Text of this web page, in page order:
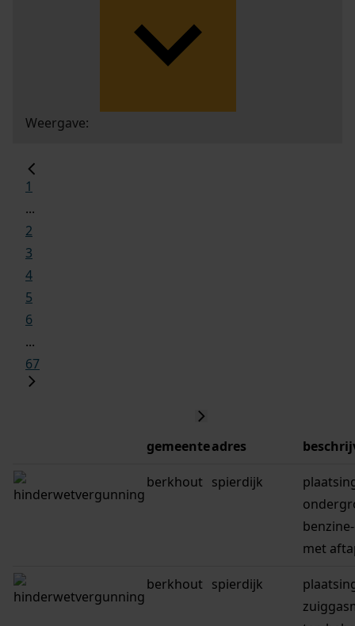
Weergave:
1
...
2
3
4
5
6
...
67
gemeenteadres
berkhout spierdijk
met
berkhout spierdijk